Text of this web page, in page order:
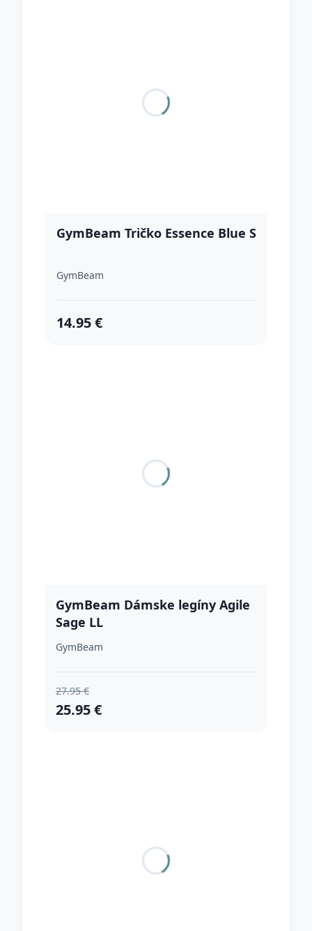
GymBeam Tričko Essence Blue S
GymBeam
14.95 €
GymBeam Dámske legíny Agile
Sage LL
GymBeam
27.95 €
25.95 €